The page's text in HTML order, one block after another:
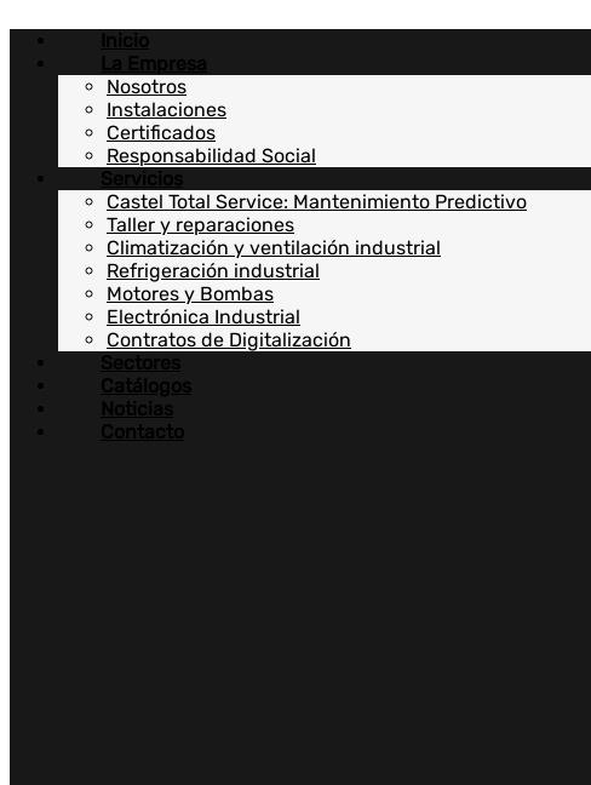
contenido
Inicio
La Empresa
Nosotros
Instalaciones
Certificados
Responsabilidad Social
Servicios
Castel Total Service: Mantenimiento Predictivo
Taller y reparaciones
Climatización y ventilación industrial
Refrigeración industrial
Motores y Bombas
Electrónica Industrial
Contratos de Digitalización
Sectores
Catálogos
Noticias
Contacto